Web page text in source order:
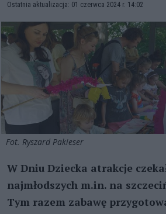
Ostatnia aktualizacja: 01 czerwca 2024 r. 14:02
Fot. Ryszard Pakieser
W Dniu Dziecka atrakcje
najmłodszych m.in. na
Tym razem zabawę